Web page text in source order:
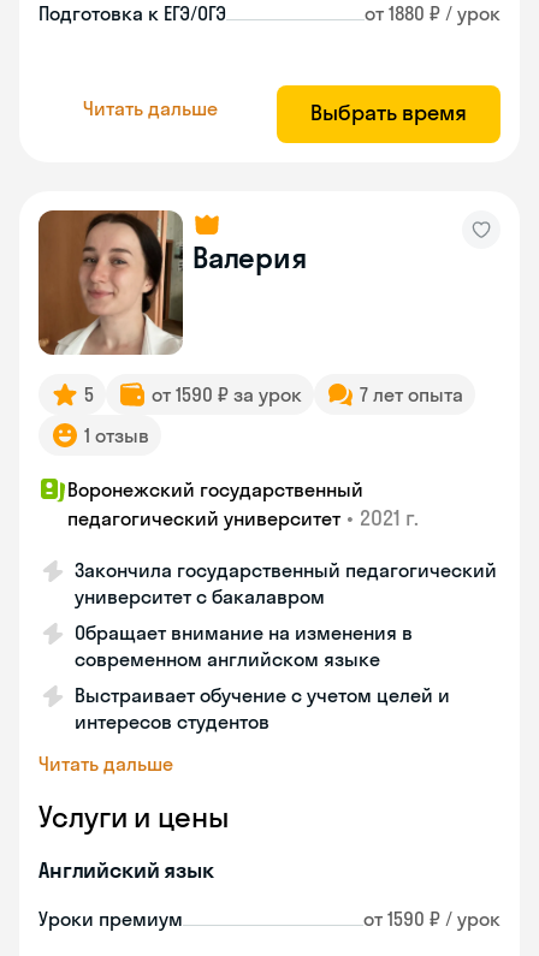
Подготовка к ЕГЭ/ОГЭ от 1880 ₽ / урок
Читать дальше Выбрать время
Валерия
5 от 1590 ₽ за урок
7 лет опыта
1 отзыв
Воронежский государственный
педагогический университет • 2021 г.
Закончила государственный педагогический
университет с бакалавром
Обращает внимание на изменения в
современном английском языке
Выстраивает обучение с учетом целей и
интересов студентов
Читать дальше
Услуги и цены
Английский язык
Уроки премиум от 1590 ₽ / урок